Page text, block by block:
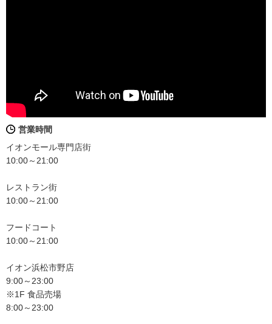
営業時間
イオンモール専門店街
10:00～21:00
レストラン街
10:00～21:00
フードコート
10:00～21:00
イオン浜松市野店
9:00～23:00
※1F 食品売場
8:00～23:00